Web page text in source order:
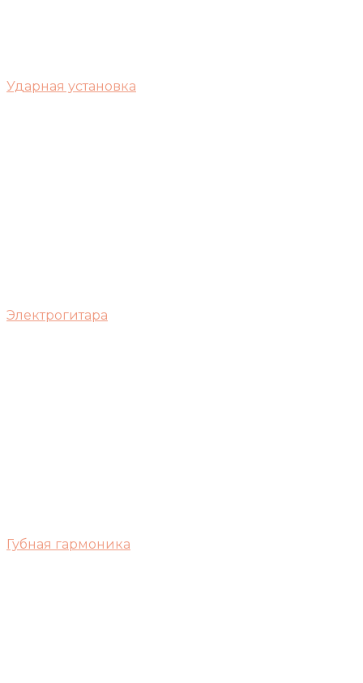
Ударная установка
Электрогитара
Губная гармоника